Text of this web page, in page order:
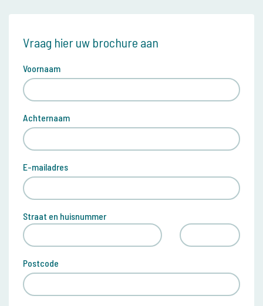
Vraag hier uw brochure aan
Voornaam
Achternaam
E-mailadres
Straat en huisnummer
Postcode